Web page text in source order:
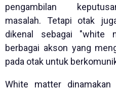
pengambilan
masalah. Tetapi otak
dikenal sebagai "white
berbagai akson yang
pada otak untuk
White matter dinamakan